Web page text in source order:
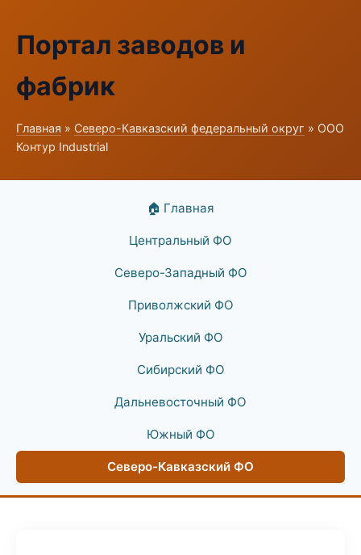
Портал заводов и
фабрик
Главная » Северо-Кавказский федеральный округ » ООО
Контур Industrial
🏠 Главная
Центральный ФО
Северо-Западный ФО
Приволжский ФО
Уральский ФО
Сибирский ФО
Дальневосточный ФО
Южный ФО
Северо-Кавказский ФО